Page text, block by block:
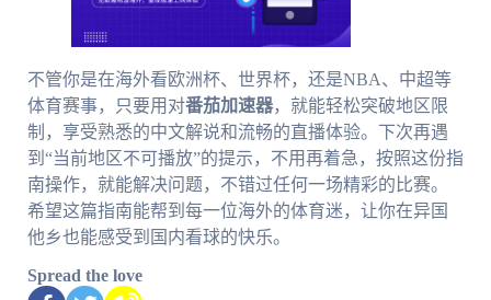
不管你是在海外看欧洲杯、世界杯，还是NBA、中超等
体育赛事，只要用对番茄加速器，就能轻松突破地区限
制，享受熟悉的中文解说和流畅的直播体验。下次再遇
到“当前地区不可播放”的提示，不用再着急，按照这份指
南操作，就能解决问题，不错过任何一场精彩的比赛。
希望这篇指南能帮到每一位海外的体育迷，让你在异国
他乡也能感受到国内看球的快乐。
Spread the love